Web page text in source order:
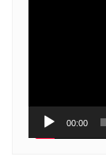
00:00